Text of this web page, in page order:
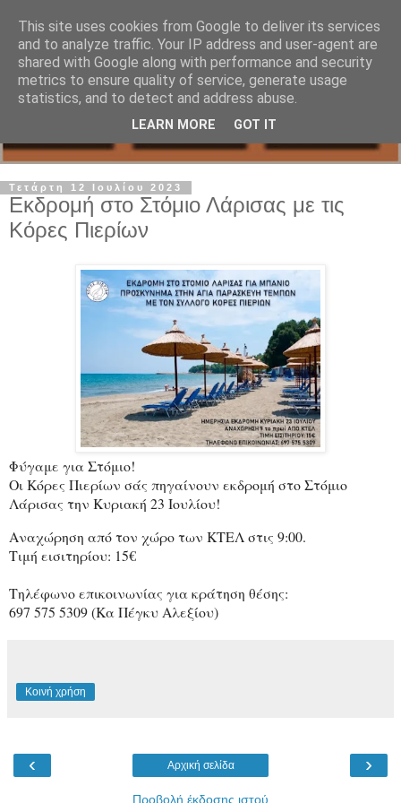
Τετάρτη 12 Ιουλίου 2023
Εκδρομή στο Στόμιο Λάρισας με τις
Κόρες Πιερίων
Φύγαμε για Στόμιο!
Οι Κόρες Πιερίων σάς πηγαίνουν εκδρομή στο Στόμιο
Λάρισας την Κυριακή 23 Ιουλίου!
Αναχώρηση από τον χώρο των ΚΤΕΛ στις 9:00.
Τιμή εισιτηρίου: 15€
Τηλέφωνο επικοινωνίας για κράτηση θέσης:
697 575 5309 (Κα Πέγκυ Αλεξίου)
Κοινή χρήση
‹ ›
Αρχική σελίδα
Προβολή έκδοσης ιστού
This site uses cookies from Google to deliver its services
and to analyze traffic. Your IP address and user-agent are
shared with Google along with performance and security
metrics to ensure quality of service, generate usage
statistics, and to detect and address abuse.
LEARN MORE GOT IT